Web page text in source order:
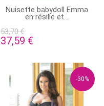
STOCK ÉPUISÉ
Nuisette babydoll Emma
en résille et...
53,70 €
37,59 €
-30%